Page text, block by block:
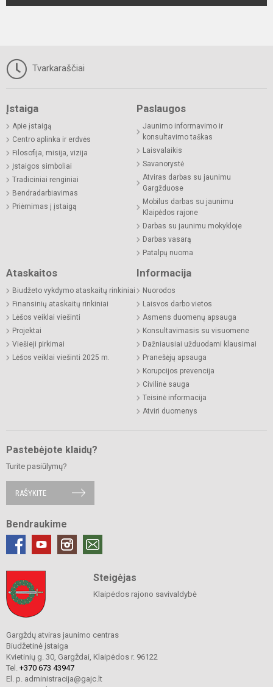
Tvarkaraščiai
Įstaiga
Apie įstaigą
Centro aplinka ir erdvės
Filosofija, misija, vizija
Įstaigos simboliai
Tradiciniai renginiai
Bendradarbiavimas
Priėmimas į įstaigą
Paslaugos
Jaunimo informavimo ir
konsultavimo taškas
Laisvalaikis
Savanorystė
Atviras darbas su jaunimu
Gargžduose
Mobilus darbas su jaunimu
Klaipėdos rajone
Darbas su jaunimu mokykloje
Darbas vasarą
Patalpų nuoma
Ataskaitos
Biudžeto vykdymo ataskaitų rinkiniai
Finansinių ataskaitų rinkiniai
Lėšos veiklai viešinti
Projektai
Viešieji pirkimai
Lėšos veiklai viešinti 2025 m.
Informacija
Nuorodos
Laisvos darbo vietos
Asmens duomenų apsauga
Konsultavimasis su visuomene
Dažniausiai užduodami klausimai
Pranešėjų apsauga
Korupcijos prevencija
Civilinė sauga
Teisinė informacija
Atviri duomenys
Pastebėjote klaidų?
Turite pasiūlymų?
RAŠYKITE
Bendraukime
Steigėjas
Klaipėdos rajono savivaldybė
Gargždų atviras jaunimo centras
Biudžetinė įstaiga
Kvietinių g. 30, Gargždai, Klaipėdos r. 96122
Tel. +370 673 43947
El. p. administracija@gajc.lt